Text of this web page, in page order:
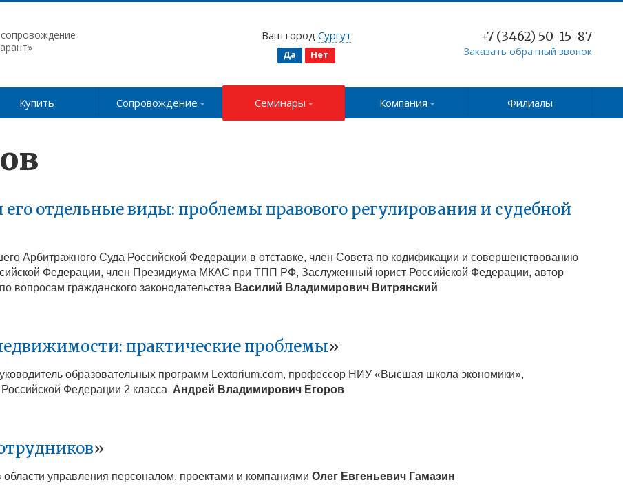
Ваш город Сургут
Да Нет
+7 (3462) 50-15-87
Заказать обратный звонок
Купить Сопровождение Семинары Компания Филиалы
отдельные виды: проблемы правового регулирования и судебной
Арбитражного Суда Российской Федерации в отставке, член Совета по кодификации и совершенствованию
Федерации, член Президиума МКАС при ТПП РФ, Заслуженный юрист Российской Федерации, автор
вопросам гражданского законодательства Василий Владимирович Витрянский
практические проблемы»
образовательных программ Lextorium.com, профессор НИУ «Высшая школа экономики»,
Федерации 2 класса Андрей Владимирович Егоров
»
области управления персоналом, проектами и компаниями Олег Евгеньевич Гамазин